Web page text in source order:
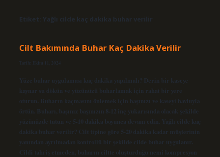
Etiket: Yağlı cilde kaç dakika buhar verilir
Cilt Bakımında Buhar Kaç Dakika Verilir
Tarih: Ekim 11, 2024
Yüze buhar uygulaması kaç dakika yapılmalı? Derin bir kaseye
kaynar su dökün ve yüzünüzü buharlamak için rahat bir yere
oturun. Buharın kaçmasını önlemek için başınızı ve kaseyi havluyla
örtün. Buharı, başınız başınızın 8-12 inç yukarısında olacak şekilde
yüzünüzde tutun ve 5-10 dakika boyunca devam edin. Yağlı cilde kaç
dakika buhar verilir? Cilt tipine göre 5-20 dakika kadar müşterinin
yanından ayrılmadan kontrollü bir şekilde cilde buhar uygulanır.
Cildi tahriş etmeden, buharın ciltte oluşturduğu nemi kompresyon